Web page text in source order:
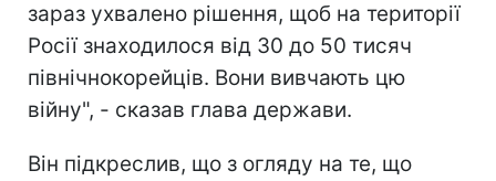
зараз ухвалено рішення, щоб на території
Росії знаходилося від 30 до 50 тисяч
північнокорейців. Вони вивчають цю
війну", - сказав глава держави.
Він підкреслив, що з огляду на те, що